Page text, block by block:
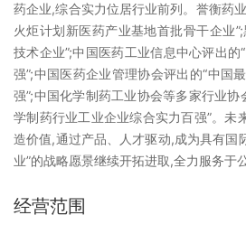
药企业,综合实力位居行业前列。誉衡药
火炬计划新医药产业基地首批骨干企业
技术企业”;中国医药工业信息中心评出
强”;中国医药企业管理协会评出的“中国
强”;中国化学制药工业协会等多家行业
学制药行业工业企业综合实力百强”。未
造价值,通过产品、人才驱动,成为具有国
业”的战略愿景继续开拓进取,全力服务于
经营范围